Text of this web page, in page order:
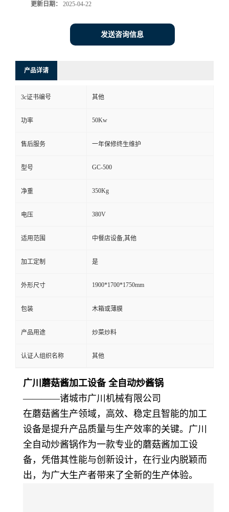
更新日期： 2025-04-22
发送咨询信息
产品详请
3c证书编号 其他
功率 50Kw
售后服务 一年保修终生维护
型号 GC-500
净重 350Kg
电压 380V
适用范围 中餐店设备,其他
加工定制 是
外形尺寸 1900*1700*1750mm
包装 木箱或薄膜
产品用途 炒菜炒料
认证人组织名称 其他
广川蘑菇酱加工设备 全自动炒酱锅
————诸城市广川机械有限公司
在蘑菇酱生产领域，高效、稳定且智能的加工
设备是提升产品质量与生产效率的关键。广川
全自动炒酱锅作为一款专业的蘑菇酱加工设
备，凭借其性能与创新设计，在行业内脱颖而
出，为广大生产者带来了全新的生产体验。